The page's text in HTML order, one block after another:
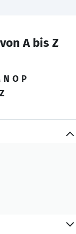
A bis Z
N O P
Z